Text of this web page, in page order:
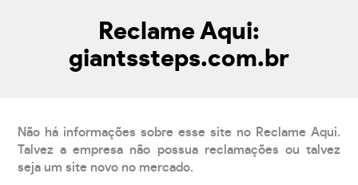
Reclame Aqui:
giantssteps.com.br
Não há informações sobre esse site no Reclame Aqui.
Talvez a empresa não possua reclamações ou talvez
seja um site novo no mercado.